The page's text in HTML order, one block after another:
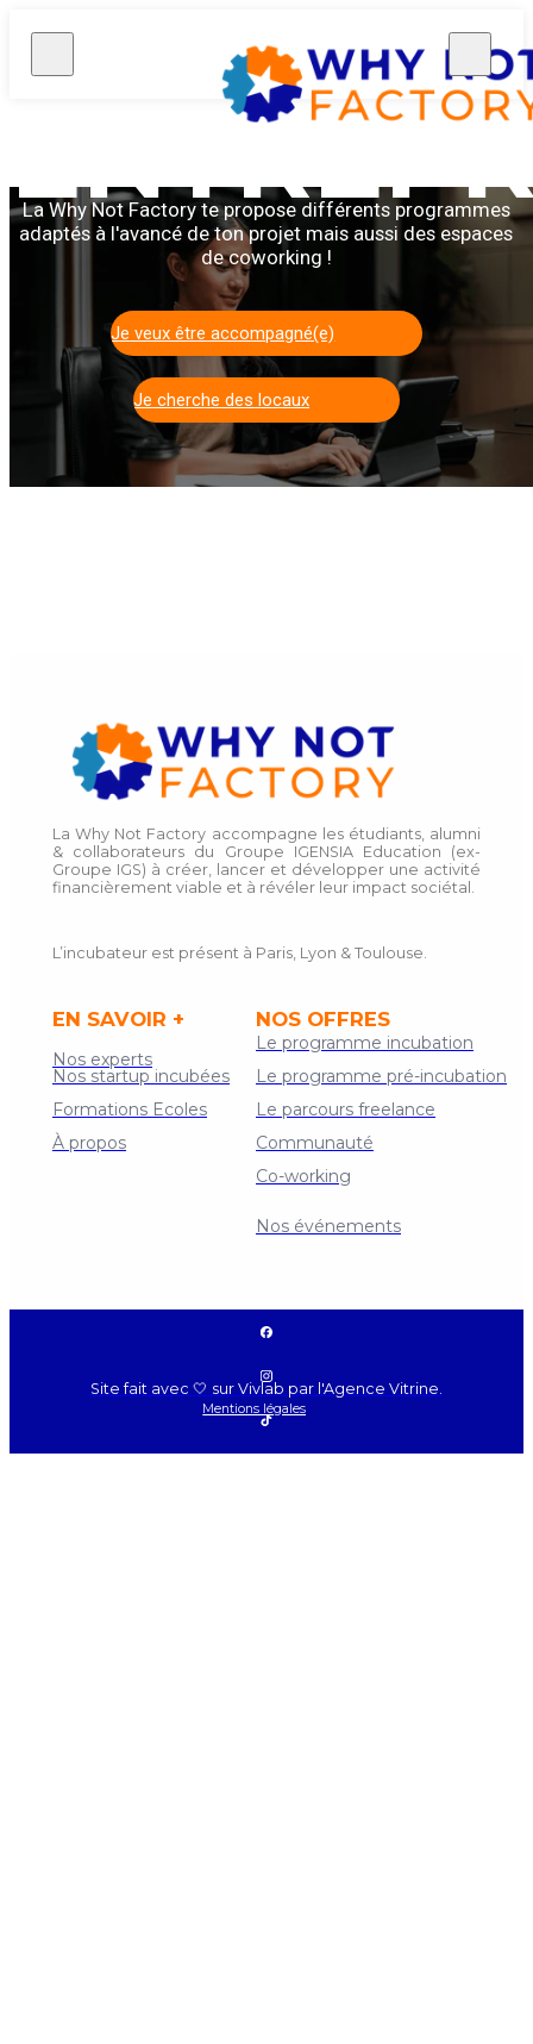
La Why Not Factory te propose différents programmes
adaptés à l'avancé de ton projet mais aussi des espaces
de coworking !
Je veux être accompagné(e)
Je cherche des locaux
Le programme incubation
La Why Not Factory accompagne les étudiants, alumni
& collaborateurs du Groupe IGENSIA Education (ex-
Groupe IGS) à créer, lancer et développer une activité
financièrement viable et à révéler leur impact sociétal.
L’incubateur est présent à Paris, Lyon & Toulouse.
NOS OFFRES
EN SAVOIR +
Co-working
Nos événements
Formations Ecoles
Nos startup incubées
Nos experts
Le parcours freelance
Le programme pré-incubation
À propos Communauté
Mentions légales
Site fait avec 🤍 sur Vivlab par l'Agence Vitrine.